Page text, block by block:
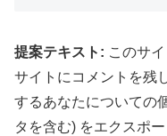
提案テキスト: このサ
サイトにコメントを残
するあなたについての
タを含む) をエクスポ